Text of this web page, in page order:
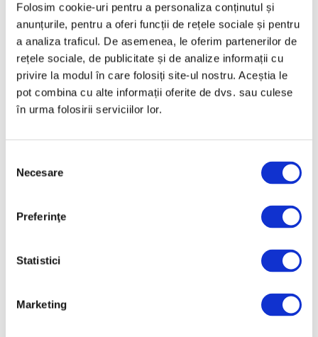
Folosim cookie-uri pentru a personaliza conținutul și
anunțurile, pentru a oferi funcții de rețele sociale și pentru
a analiza traficul. De asemenea, le oferim partenerilor de
rețele sociale, de publicitate și de analize informații cu
privire la modul în care folosiți site-ul nostru. Aceștia le
pot combina cu alte informații oferite de dvs. sau culese
în urma folosirii serviciilor lor.
consimțământului
Necesare
Preferinţe
Statistici
Marketing
Candida Höfer și psihologia
Articole recente
lui Brâncuși, în expoziție